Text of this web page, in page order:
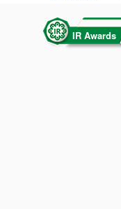
VIETSTOCK